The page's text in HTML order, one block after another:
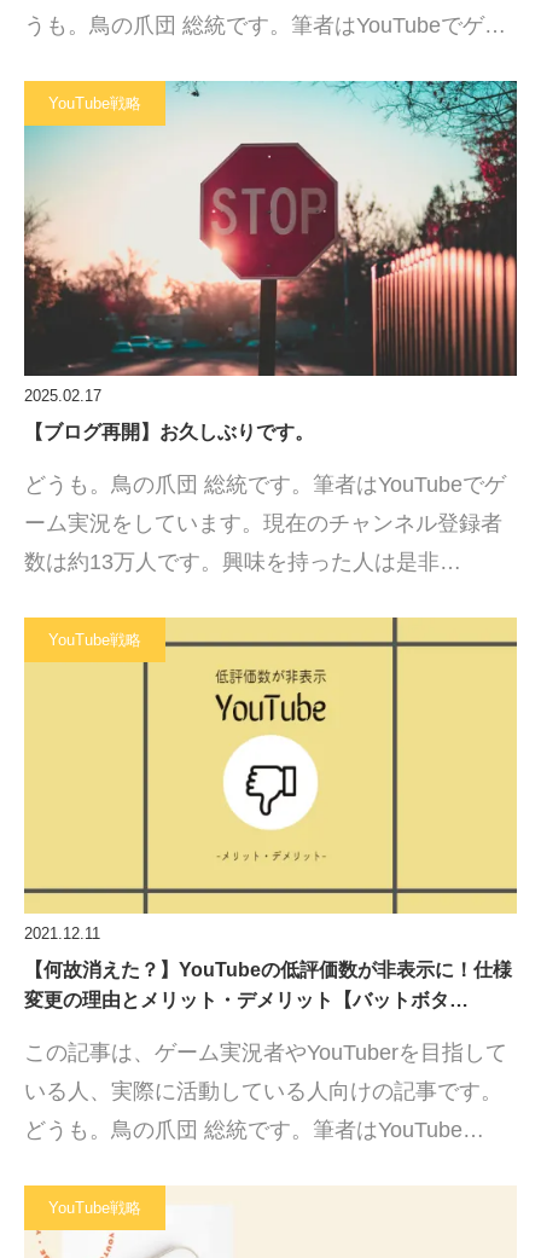
うも。鳥の爪団 総統です。筆者はYouTubeでゲ…
YouTube戦略
2025.02.17
【ブログ再開】お久しぶりです。
どうも。鳥の爪団 総統です。筆者はYouTubeでゲ
ーム実況をしています。現在のチャンネル登録者
数は約13万人です。興味を持った人は是非…
YouTube戦略
2021.12.11
【何故消えた？】YouTubeの低評価数が非表示に！仕様
変更の理由とメリット・デメリット【バットボタ…
この記事は、ゲーム実況者やYouTuberを目指して
いる人、実際に活動している人向けの記事です。
どうも。鳥の爪団 総統です。筆者はYouTube…
YouTube戦略